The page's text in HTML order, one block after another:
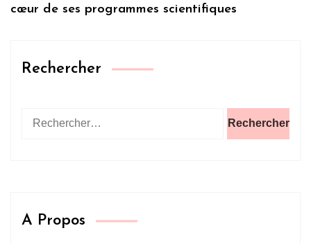
cœur de ses programmes scientifiques
Rechercher
A Propos